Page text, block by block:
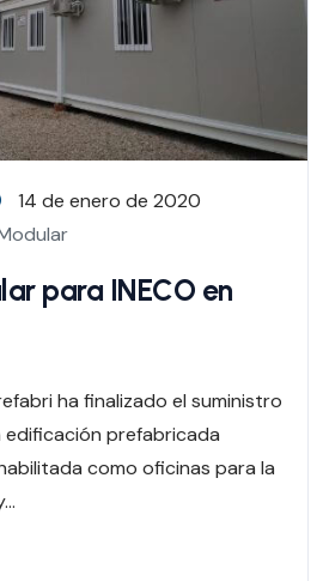
14 de enero de 2020
para INECO en
ha finalizado el suministro
edificación prefabricada
como oficinas para la